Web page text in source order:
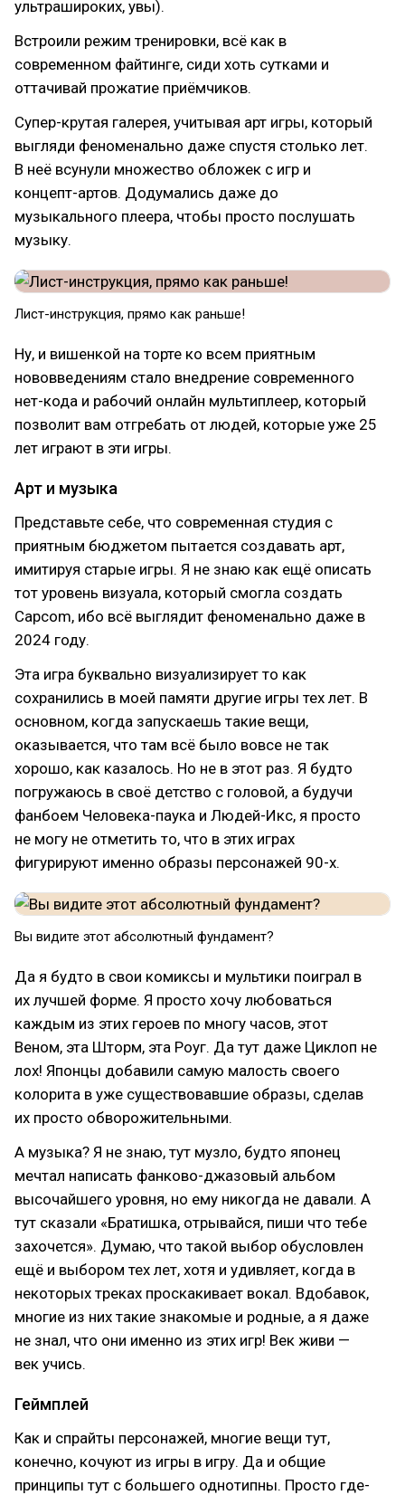
ультрашироких, увы).
Встроили режим тренировки, всё как в
современном файтинге, сиди хоть сутками и
оттачивай прожатие приёмчиков.
Супер-крутая галерея, учитывая арт игры, который
выгляди феноменально даже спустя столько лет.
В неё всунули множество обложек с игр и
концепт-артов. Додумались даже до
музыкального плеера, чтобы просто послушать
музыку.
Лист-инструкция, прямо как раньше!
Ну, и вишенкой на торте ко всем приятным
нововведениям стало внедрение современного
нет-кода и рабочий онлайн мультиплеер, который
позволит вам отгребать от людей, которые уже 25
лет играют в эти игры.
Арт и музыка
Представьте себе, что современная студия с
приятным бюджетом пытается создавать арт,
имитируя старые игры. Я не знаю как ещё описать
тот уровень визуала, который смогла создать
Capcom, ибо всё выглядит феноменально даже в
2024 году.
Эта игра буквально визуализирует то как
сохранились в моей памяти другие игры тех лет. В
основном, когда запускаешь такие вещи,
оказывается, что там всё было вовсе не так
хорошо, как казалось. Но не в этот раз. Я будто
погружаюсь в своё детство с головой, а будучи
фанбоем Человека-паука и Людей-Икс, я просто
не могу не отметить то, что в этих играх
фигурируют именно образы персонажей 90-х.
Вы видите этот абсолютный фундамент?
Да я будто в свои комиксы и мультики поиграл в
их лучшей форме. Я просто хочу любоваться
каждым из этих героев по многу часов, этот
Веном, эта Шторм, эта Роуг. Да тут даже Циклоп не
лох! Японцы добавили самую малость своего
колорита в уже существовавшие образы, сделав
их просто обворожительными.
А музыка? Я не знаю, тут музло, будто японец
мечтал написать фанково-джазовый альбом
высочайшего уровня, но ему никогда не давали. А
тут сказали «Братишка, отрывайся, пиши что тебе
захочется». Думаю, что такой выбор обусловлен
ещё и выбором тех лет, хотя и удивляет, когда в
некоторых треках проскакивает вокал. Вдобавок,
многие из них такие знакомые и родные, а я даже
не знал, что они именно из этих игр! Век живи —
век учись.
Геймплей
Как и спрайты персонажей, многие вещи тут,
конечно, кочуют из игры в игру. Да и общие
принципы тут с большего однотипны. Просто где-